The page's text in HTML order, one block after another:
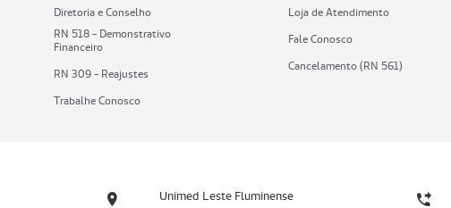
Diretoria e Conselho
RN 518 - Demonstrativo
Financeiro
RN 309 - Reajustes
Trabalhe Conosco
Loja de Atendimento
Fale Conosco
Cancelamento (RN 561)
Unimed Leste Fluminense